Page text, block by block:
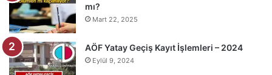
mı?
Mart 22, 2025
AÖF Yatay Geçiş Kayıt İşlemleri – 2024
Eylül 9, 2024